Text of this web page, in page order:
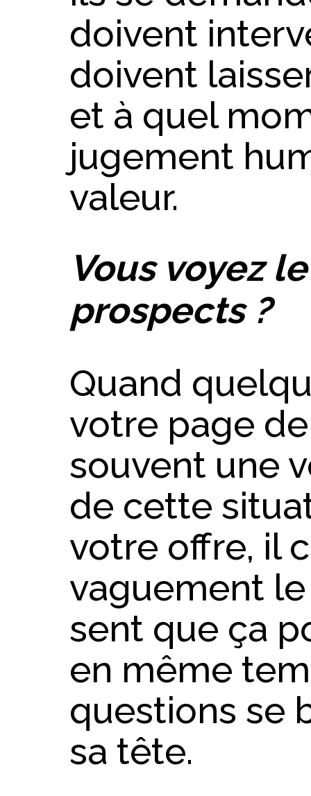
doivent
doivent
et à quel
jugement
valeur.
Vous voyez
prospects ?
Quand
votre page
souvent une
de cette
votre offre, il
vaguement
sent que ça
en même
questions se
sa tête.